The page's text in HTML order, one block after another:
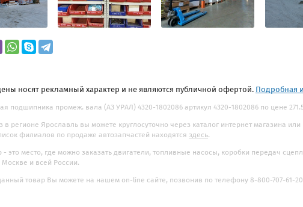
носят рекламный характер и не являются публичной офертой. Подробная
подшипника промеж. вала (АЗ УРАЛ) 4320-1802086 артикул 4320-1802086 по цене
в регионе Ярославль вы можете круглосуточно через каталог интернет магазина
филиалов по продаже автозапчастей находятся здесь.
- это место, где можно заказать двигатели, топливные насосы, коробки передач
Москве и всей России.
товар Вы можете на нашем on-line сайте, позвонив по телефону 8-800-707-61-